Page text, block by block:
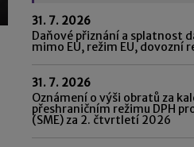
31. 7. 2026
Daňové přiznání a splatnost
mimo EU, režim EU, dovozní
31. 7. 2026
Oznámení o výši obratů za
přeshraničním režimu DPH
(SME) za 2. čtvrtletí 2026